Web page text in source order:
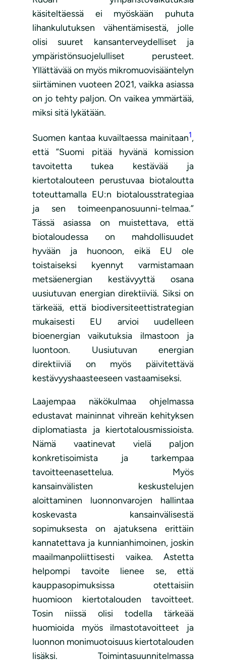
käsiteltäessä ei myöskään puhuta
lihankulutuksen vähentämisestä, jolle
olisi suuret kansanterveydelliset ja
ympäristönsuojelulliset perusteet.
Yllättävää on myös mikromuovisääntelyn
siirtäminen vuoteen 2021, vaikka asiassa
on jo tehty paljon. On vaikea ymmärtää,
miksi sitä lykätään.
Suomen kantaa kuvailtaessa mainitaan1,
että ”Suomi pitää hyvänä komission
tavoitetta tukea kestävää ja
kiertotalouteen perustuvaa biotaloutta
toteuttamalla EU:n biotalousstrategiaa
ja sen toimeenpanosuunni-telmaa.”
Tässä asiassa on muistettava, että
biotaloudessa on mahdollisuudet
hyvään ja huonoon, eikä EU ole
toistaiseksi kyennyt varmistamaan
metsäenergian kestävyyttä osana
uusiutuvan energian direktiiviä. Siksi on
tärkeää, että biodiversiteettistrategian
mukaisesti EU arvioi uudelleen
bioenergian vaikutuksia ilmastoon ja
luontoon. Uusiutuvan energian
direktiiviä on myös päivitettävä
kestävyyshaasteeseen vastaamiseksi.
Laajempaa näkökulmaa ohjelmassa
edustavat maininnat vihreän kehityksen
diplomatiasta ja kiertotalousmissioista.
Nämä vaatinevat vielä paljon
konkretisoimista ja tarkempaa
tavoitteenasettelua. Myös
kansainvälisten keskustelujen
aloittaminen luonnonvarojen hallintaa
koskevasta kansainvälisestä
sopimuksesta on ajatuksena erittäin
kannatettava ja kunnianhimoinen, joskin
maailmanpoliittisesti vaikea. Astetta
helpompi tavoite lienee se, että
kauppasopimuksissa otettaisiin
huomioon kiertotalouden tavoitteet.
Tosin niissä olisi todella tärkeää
huomioida myös ilmastotavoitteet ja
luonnon monimuotoisuus kiertotalouden
lisäksi. Toimintasuunnitelmassa